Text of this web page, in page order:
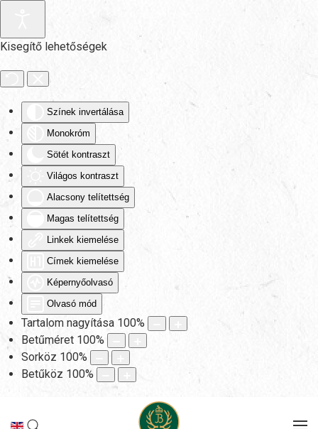
Kisegítő lehetőségek
Színek invertálása
Monokróm
Sötét kontraszt
Világos kontraszt
Alacsony telítettség
Magas telítettség
Linkek kiemelése
Címek kiemelése
Képernyőolvasó
Olvasó mód
Tartalom nagyítása 100%
Betűméret 100%
Sorköz 100%
Betűköz 100%
Fő tartalom átugrása